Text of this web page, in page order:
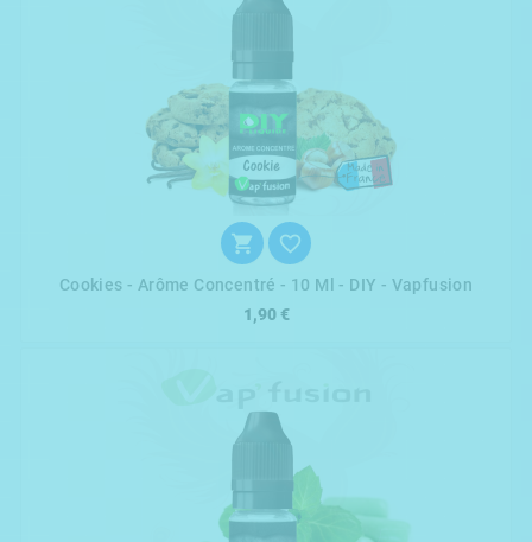
 
Cookies - Arôme Concentré - 10 Ml - DIY - Vapfusion
1,90 €